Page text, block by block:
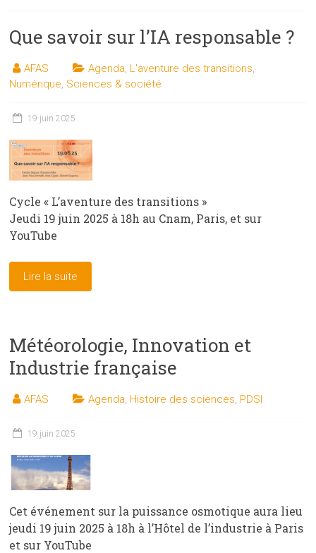
les
auprès
du
Que savoir sur l’IA responsable ?
AFAS Agenda L'aventure des transitions
Numérique Sciences & société
19 juin 2025
Cycle « L’aventure des transitions »
Jeudi 19 juin 2025 à 18h au Cnam, Paris, et sur
YouTube
Lire la suite
Météorologie, Innovation et
Industrie française
AFAS Agenda, Histoire des sciences, PDSI
19 juin 2025
Cet événement sur la puissance osmotique aura lieu
jeudi 19 juin 2025 à 18h à l’Hôtel de l’industrie à Paris
et sur YouTube